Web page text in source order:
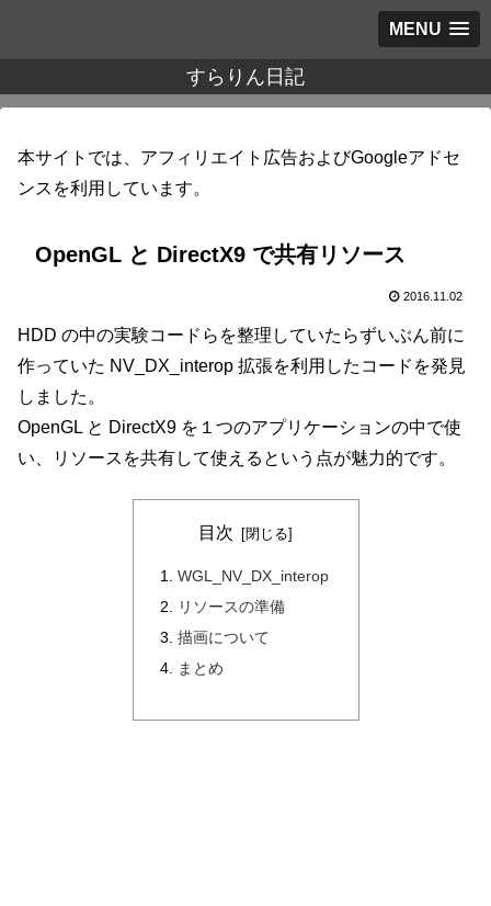
MENU
すらりん日記
本サイトでは、アフィリエイト広告およびGoogleアドセ
ンスを利用しています。
OpenGL と DirectX9 で共有リソース
2016.11.02
HDD の中の実験コードらを整理していたらずいぶん前に
作っていた NV_DX_interop 拡張を利用したコードを発見
しました。
OpenGL と DirectX9 を１つのアプリケーションの中で使
い、リソースを共有して使えるという点が魅力的です。
目次
WGL_NV_DX_interop
リソースの準備
描画について
まとめ